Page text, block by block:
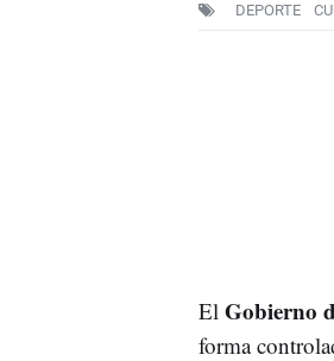
DEPORTE
El Gobierno
forma